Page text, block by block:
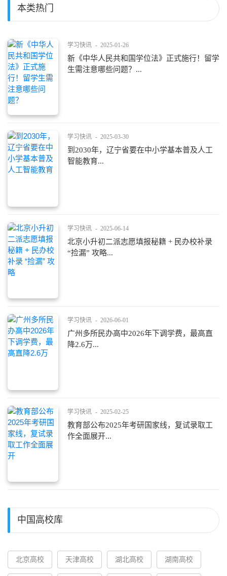
本类热门
学习快讯 - 2025-01-26
新《中华人民共和国学位法》正式施行！留学
生需注意哪些问题？...
学习快讯 - 2025-03-30
到2030年，辽宁省要在中小学基本普及人工
智能教育...
学习快讯 - 2025-06-14
北京小升初二派志愿填报秘籍 + 民办校补录
“捡漏” 攻略...
学习快讯 - 2026-06-01
广州多所民办高中2026年下调学费，最高直
降2.6万...
学习快讯 - 2025-02-25
教育部公布2025年考研国家线，复试录取工
作全面展开...
中国高校库
北京高校 天津高校 湖北高校 湖南高校